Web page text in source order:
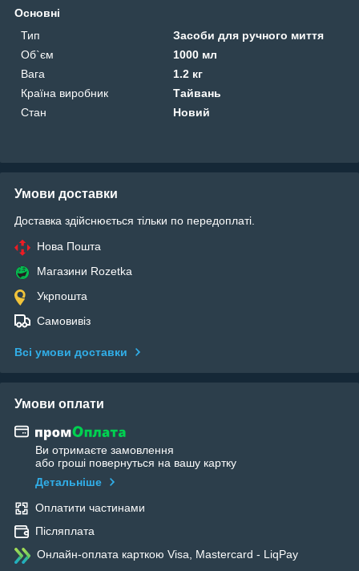
Основні
Тип
Засоби для ручного миття
Об`єм
1000 мл
Вага
1.2 кг
Країна виробник
Тайвань
Стан
Новий
Умови доставки
Доставка здійснюється тільки по передоплаті.
Нова Пошта
Магазини Rozetka
Укрпошта
Самовивіз
Всі умови доставки
Умови оплати
Ви отримаєте замовлення
або гроші повернуться на вашу картку
Детальніше
Оплатити частинами
Післяплата
Онлайн-оплата карткою Visa, Mastercard - LiqPay